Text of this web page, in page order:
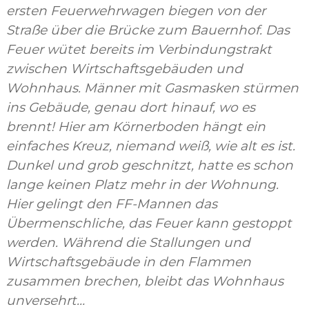
ersten Feuerwehrwagen biegen von der
Straße über die Brücke zum Bauernhof. Das
Feuer wütet bereits im Verbindungstrakt
zwischen Wirtschaftsgebäuden und
Wohnhaus. Männer mit Gasmasken stürmen
ins Gebäude, genau dort hinauf, wo es
brennt! Hier am Körnerboden hängt ein
einfaches Kreuz, niemand weiß, wie alt es ist.
Dunkel und grob geschnitzt, hatte es schon
lange keinen Platz mehr in der Wohnung.
Hier gelingt den FF-Mannen das
Übermenschliche, das Feuer kann gestoppt
werden. Während die Stallungen und
Wirtschaftsgebäude in den Flammen
zusammen brechen, bleibt das Wohnhaus
unversehrt…